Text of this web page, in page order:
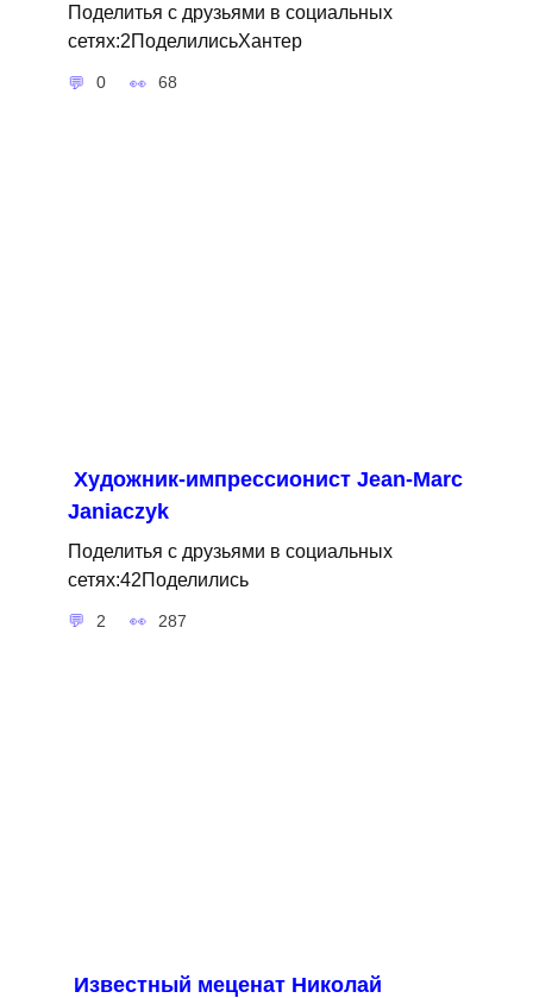
Поделитья с друзьями в социальных
сетях:2ПоделилисьХантер
0 68
Художник-импрессионист Jean-Marc
Janiaczyk
Поделитья с друзьями в социальных
сетях:42Поделились
2 287
Известный меценат Николай